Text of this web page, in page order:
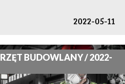
2022-05-11
BUDOWLANY / 2022-